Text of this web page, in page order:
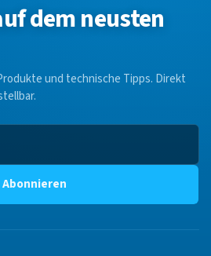
dem neusten
und technische Tipps. Direkt
Abonnieren